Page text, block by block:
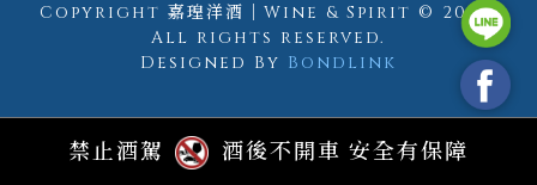
Copyright 嘉瑝洋酒｜Wine & Spirit © 2026.
All rights reserved.
Designed By Bondlink
禁止酒駕 酒後不開車 安全有保障